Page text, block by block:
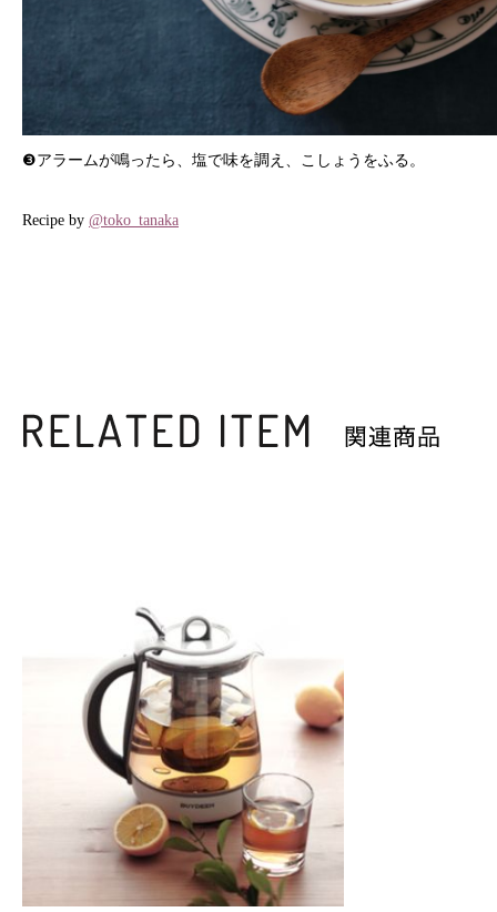
❸アラームが鳴ったら、塩で味を調え、こしょうをふる。
Recipe by @toko_tanaka